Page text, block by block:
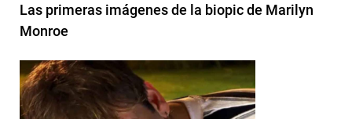
Las primeras imágenes de la biopic de Marilyn
Monroe